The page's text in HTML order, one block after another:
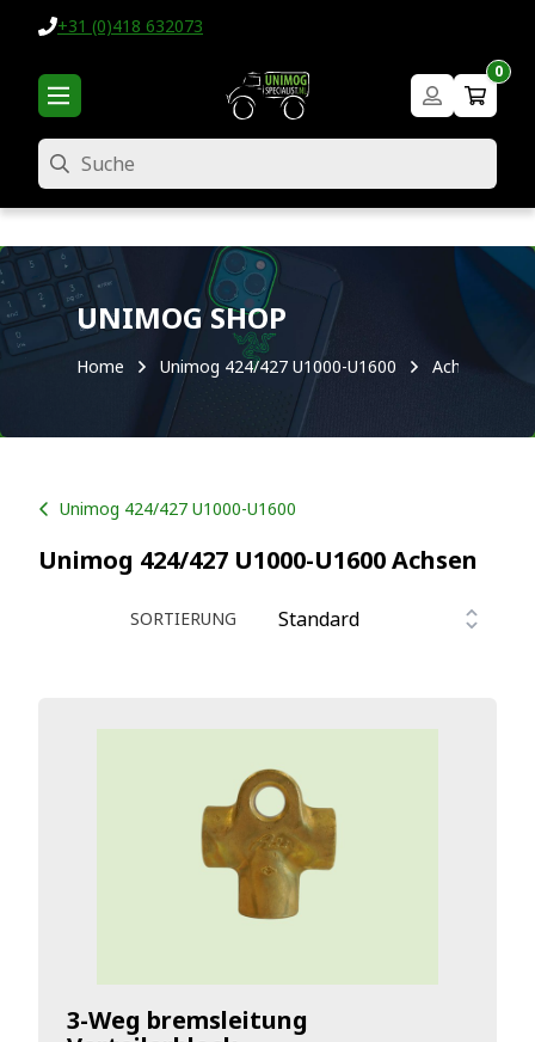
+31 (0)418 632073
0
Suche
UNIMOG SHOP
Home Unimog 424/427 U1000-U1600 Achsen
Unimog 424/427 U1000-U1600
Unimog 424/427 U1000-U1600Achsen
SORTIERUNG
3-Weg bremsleitung